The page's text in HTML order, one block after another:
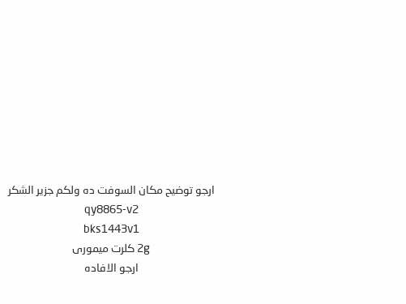
ارجو توضيح مكان السوفت ده ولكم جزير الشكر
qy8865-v2
bks1443v1
2g كلرت ميمورى
ارجو الافاده